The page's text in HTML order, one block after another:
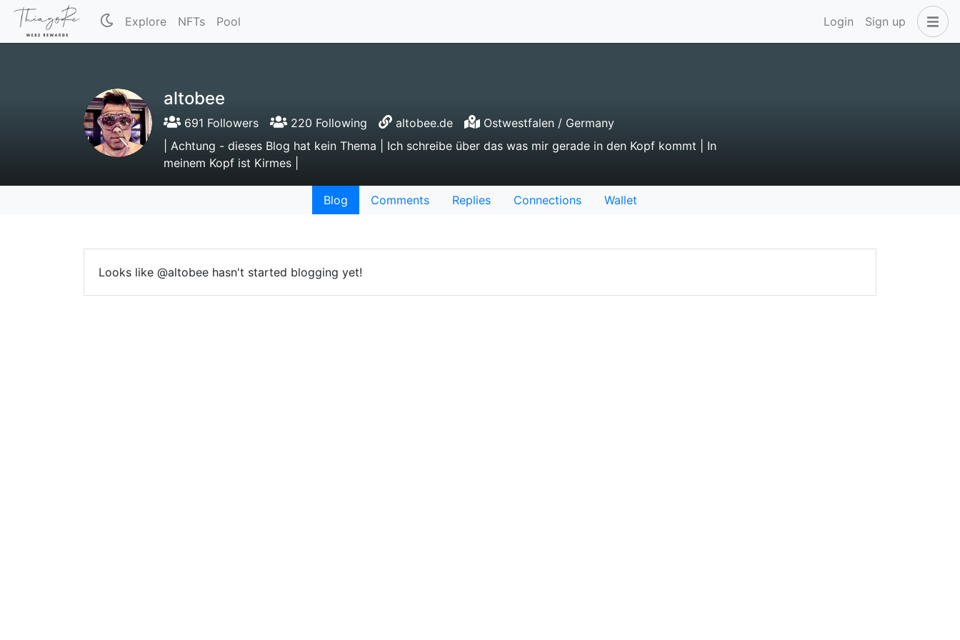
Explore NFTs Pool Login Sign up
altobee
691 Followers 220 Following altobee.de
Ostwestfalen / Germany
| Achtung - dieses Blog hat kein Thema | Ich schreibe über das was mir gerade in den Kopf kommt | In
meinem Kopf ist Kirmes |
Blog Comments Replies Connections Wallet
Looks like @altobee hasn't started blogging yet!